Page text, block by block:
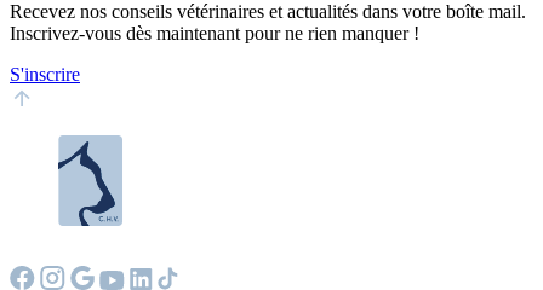
Recevez nos conseils vétérinaires et actualités dans votre boîte mail.
Inscrivez-vous dès maintenant pour ne rien manquer !
S'inscrire